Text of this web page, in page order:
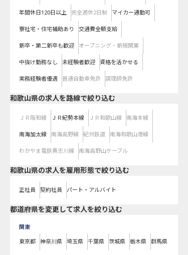
年間休日120日以上 完全週休2日制 マイカー通勤可
寮社宅・住宅補助あり 交通費全額支給
新卒・第二新卒も歓迎 オープニング・新規開業
中抜け勤務なし 未経験者歓迎 資格を活かせる
実務経験者優遇 普通自動車免許 調理師免許
和歌山県の求人を路線で絞り込む
ＪＲ阪和線 ＪＲ紀勢本線 ＪＲ和歌山線 南海本線
南海加太線 南海高野線 紀州鉄道 南海和歌山港線
わかやま電鉄貴志川線 南海高野山ケーブル
和歌山県の求人を雇用形態で絞り込む
正社員 契約社員 パート・アルバイト
都道府県を変更して求人を絞り込む
関東
東京都 神奈川県 埼玉県 千葉県 茨城県 栃木県 群馬県